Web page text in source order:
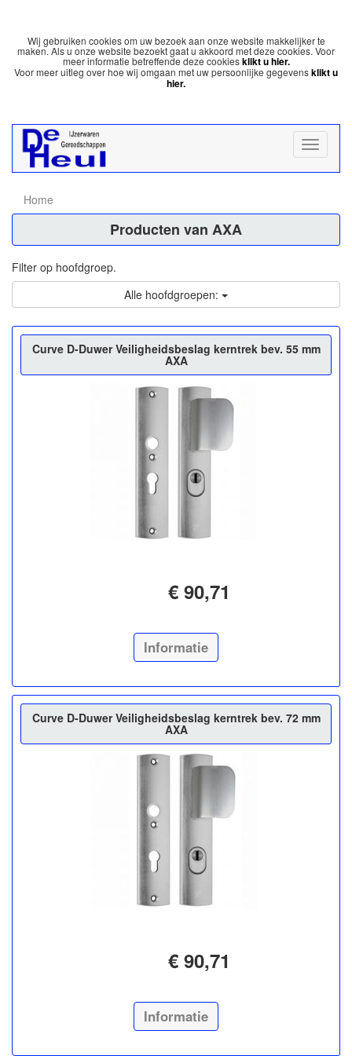
Wij gebruiken cookies om uw bezoek aan onze website makkelijker te
maken. Als u onze website bezoekt gaat u akkoord met deze cookies. Voor
meer informatie betreffende deze cookiesklikt u hier.
Voor meer uitleg over hoe wij omgaan met uw persoonlijke gegevensklikt u
hier.
Home
Producten van AXA
Filter op hoofdgroep.
Alle hoofdgroepen:
Curve D-Duwer Veiligheidsbeslag kerntrek bev. 55 mm
AXA
€ 90,71
Informatie
Curve D-Duwer Veiligheidsbeslag kerntrek bev. 72 mm
AXA
€ 90,71
Informatie